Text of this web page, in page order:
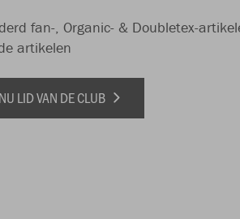
fan-, Organic- & Doubletex-
artikelen
LID VAN DE CLUB